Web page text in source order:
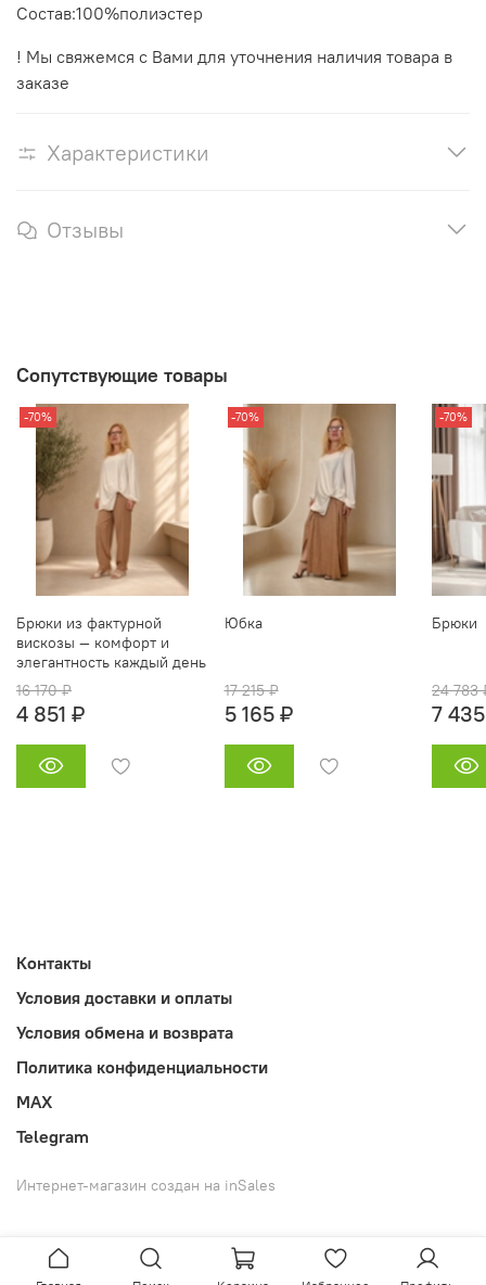
Состав:100%полиэстер
! Мы свяжемся с Вами для уточнения наличия товара в
заказе
Характеристики
Отзывы
Сопутствующие товары
-70%
Брюки из фактурной
вискозы — комфорт и
элегантность каждый день
16 170 ₽
4 851 ₽
-70%
Юбка
17 215 ₽
5 165 ₽
-70%
Брюки
24 783
7
Контакты
Условия доставки и оплаты
Условия обмена и возврата
Политика конфиденциальности
MAX
Telegram
Интернет-магазин создан на inSales